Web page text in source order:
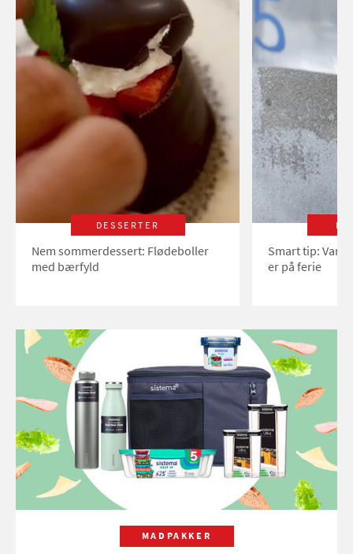
DESSERTER
Nem sommerdessert: Flødeboller
med bærfyld
Smart tip:
er på ferie
MADPAKKER